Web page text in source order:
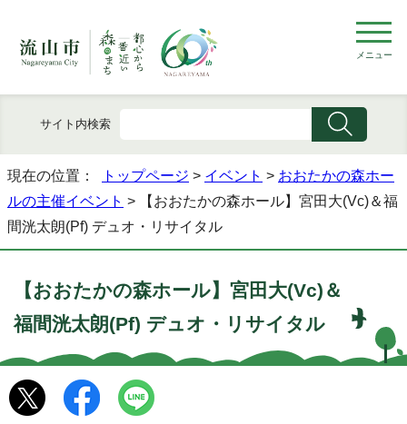
メニュー
サイト内検索
現在の位置： トップページ > イベント > おおたかの森ホー
ルの主催イベント > 【おおたかの森ホール】宮田大(Vc)＆福
間洸太朗(Pf) デュオ・リサイタル
【おおたかの森ホール】宮田大(Vc)＆
福間洸太朗(Pf) デュオ・リサイタル